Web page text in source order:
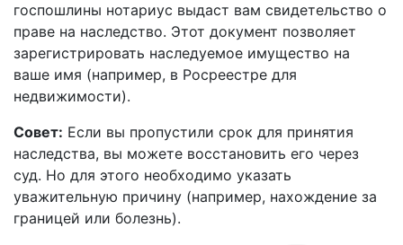
госпошлины нотариус выдаст вам свидетельство о
праве на наследство. Этот документ позволяет
зарегистрировать наследуемое имущество на
ваше имя (например, в Росреестре для
недвижимости).
Совет: Если вы пропустили срок для принятия
наследства, вы можете восстановить его через
суд. Но для этого необходимо указать
уважительную причину (например, нахождение за
границей или болезнь).